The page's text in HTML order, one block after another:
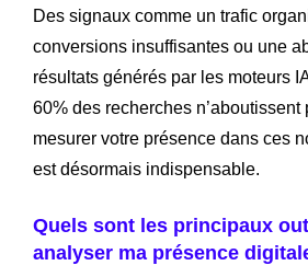
Des signaux comme un trafic
conversions insuffisantes ou une
résultats générés par les moteurs
60% des recherches
mesurer votre présence dans ces
est désormais indispensable.
Quels sont les principaux
analyser ma présence